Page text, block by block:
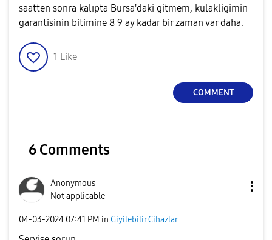
saatten sonra kalıpta Bursa'daki gitmem, kulakligimin
garantisinin bitimine 8 9 ay kadar bir zaman var daha.
1 Like
COMMENT
6 Comments
Anonymous
Not applicable
‎04-03-2024 07:41 PM in Giyilebilir Cihazlar